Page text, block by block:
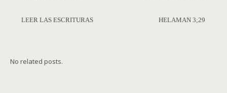
LEER LAS ESCRITURAS HELAMAN 3;29
No related posts.